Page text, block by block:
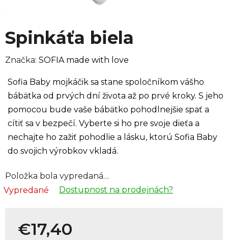
Spinkáťa biela
Značka: SOFIA made with love
Sofia Baby mojkáčik sa stane spoločníkom vášho
bábätka od prvých dní života až po prvé kroky. S jeho
pomocou bude vaše bábätko pohodlnejšie spať a
cítiť sa v bezpečí. Vyberte si ho pre svoje dieťa a
nechajte ho zažiť pohodlie a lásku, ktorú Sofia Baby
do svojich výrobkov vkladá.
Položka bola vypredaná…
Vypredané
Dostupnost na prodejnách?
€17,40